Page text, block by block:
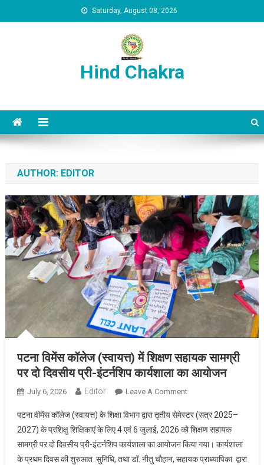
Saturday, August 08, 2026
Hind Chakra
AUTHOR: EDITOR
पटना विमेंस कॉलेज (स्वायत्त) में शिक्षण सहायक सामग्री
पर दो दिवसीय प्री-इंटर्नशिप कार्यशाला का आयोजन
July 6, 2026 Editor Leave A CommentOn पटना विमेंस कॉलेज
सामग्री पर दो दिवसीय
प्री-इंटर्नशिप कार्यशाला का
आयोजन
पटना वीमेंस कॉलेज (स्वायत्त) के शिक्षा विभाग द्वारा तृतीय सेमेस्टर (सत्र 2025–
2027) के प्रशिक्षु शिक्षिकाएं के लिए 4 एवं 6 जुलाई, 2026 को शिक्षण सहायक
सामग्री पर दो दिवसीय प्री-इंटर्नशिप कार्यशाला का आयोजन किया गया। कार्यशाला
के प्रथम दिवस की शुरुआत सुनिधि, तथा डॉ. नीतु चौहान, सहायक प्राध्यापिका द्वारा